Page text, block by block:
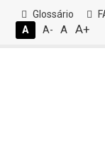
Glossário
A
A- A A+